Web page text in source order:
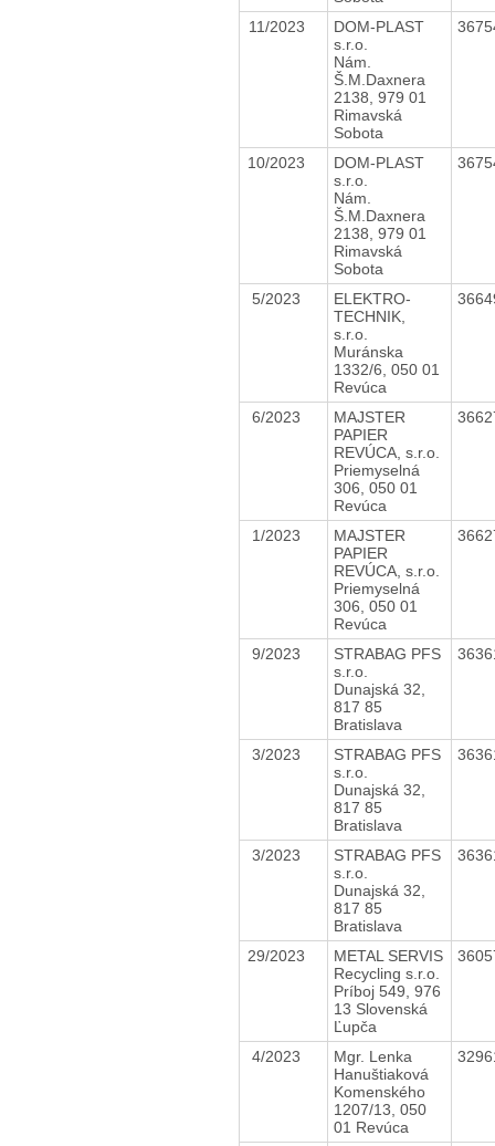
11/2023
DOM-PLAST
s.r.o.
Nám.
Š.M.Daxnera
2138, 979 01
Rimavská
Sobota
10/2023
DOM-PLAST
s.r.o.
Nám.
Š.M.Daxnera
2138, 979 01
Rimavská
Sobota
5/2023
ELEKTRO-
TECHNIK,
s.r.o.
Muránska
1332/6, 050 01
Revúca
6/2023
MAJSTER
PAPIER
REVÚCA, s.r.o.
Priemyselná
306, 050 01
Revúca
1/2023
MAJSTER
PAPIER
REVÚCA, s.r.o.
Priemyselná
306, 050 01
Revúca
9/2023
STRABAG PFS
s.r.o.
Dunajská 32,
817 85
Bratislava
3/2023
STRABAG PFS
s.r.o.
Dunajská 32,
817 85
Bratislava
3/2023
STRABAG PFS
s.r.o.
Dunajská 32,
817 85
Bratislava
29/2023
METAL SERVIS
Recycling s.r.o.
Príboj 549, 976
13 Slovenská
Ľupča
4/2023
Mgr. Lenka
Hanuštiaková
Komenského
1207/13, 050
01 Revúca